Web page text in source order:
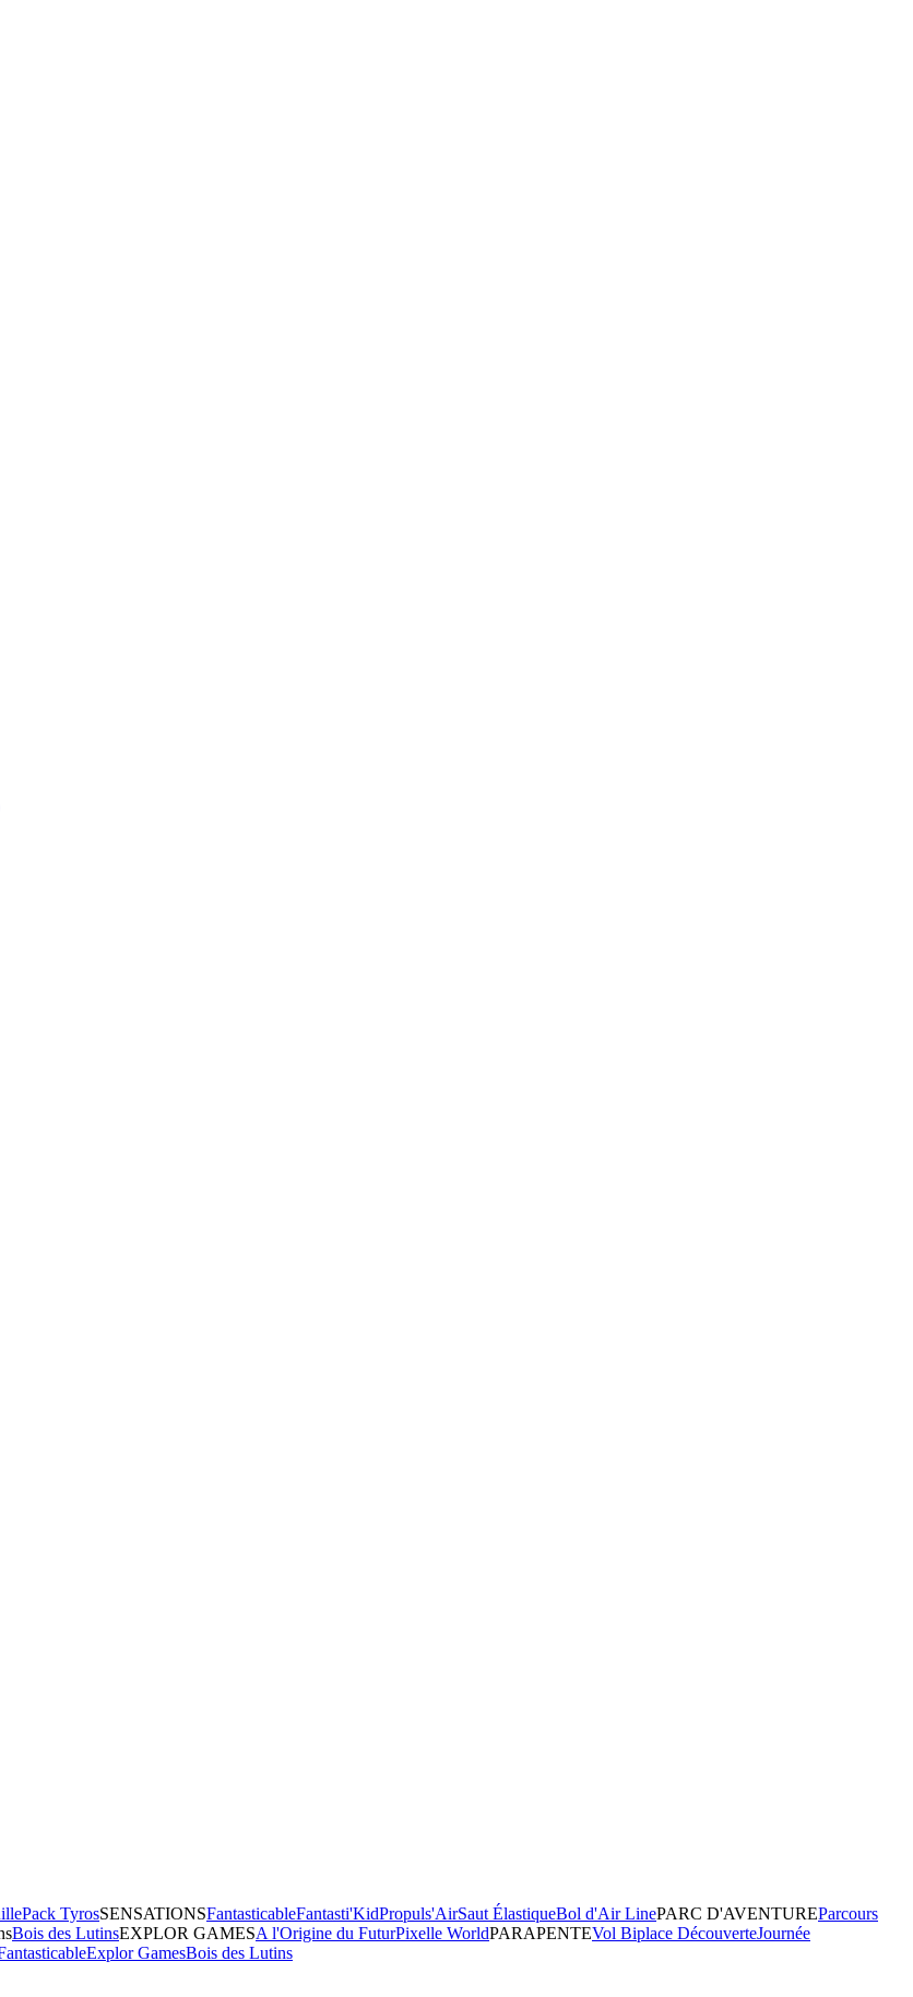
Pack TyrosSENSATIONSFantasticableFantasti'KidPropuls'AirSaut ÉlastiqueBol d'Air LinePARC D'AVENTUREParcours
Bois des LutinsEXPLOR GAMESA l'Origine du FuturPixelle WorldPARAPENTEVol Biplace DécouverteJournée
Explor GamesBois des Lutins